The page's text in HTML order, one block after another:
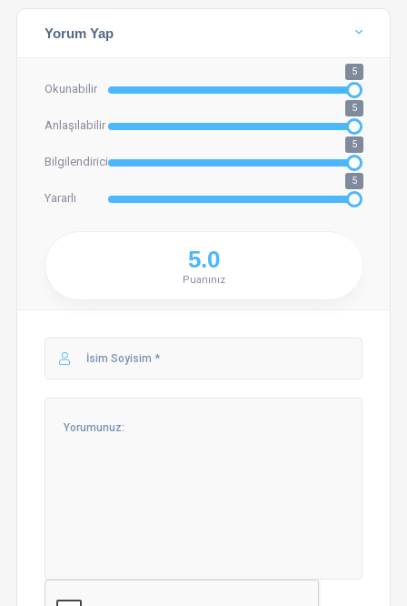
Yorum Yap
Okunabilir
5
Anlaşılabilir
5
Bilgilendirici
5
Yararlı
5
Puanınız